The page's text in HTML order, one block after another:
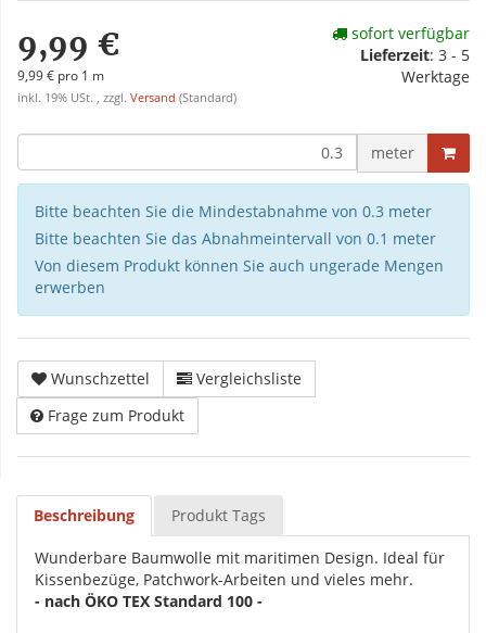
9,99 €
9,99 € pro 1 m
inkl. 19% USt. , zzgl. Versand (Standard)
sofort verfügbar
Lieferzeit: 3 - 5
Werktage
meter
Bitte beachten Sie die Mindestabnahme von 0.3 meter
Bitte beachten Sie das Abnahmeintervall von 0.1 meter
Von diesem Produkt können Sie auch ungerade Mengen
erwerben
Wunschzettel
Vergleichsliste
Frage zum Produkt
Beschreibung Produkt Tags
Wunderbare Baumwolle mit maritimen Design. Ideal für
Kissenbezüge, Patchwork-Arbeiten und vieles mehr.
- nach ÖKO TEX Standard 100 -